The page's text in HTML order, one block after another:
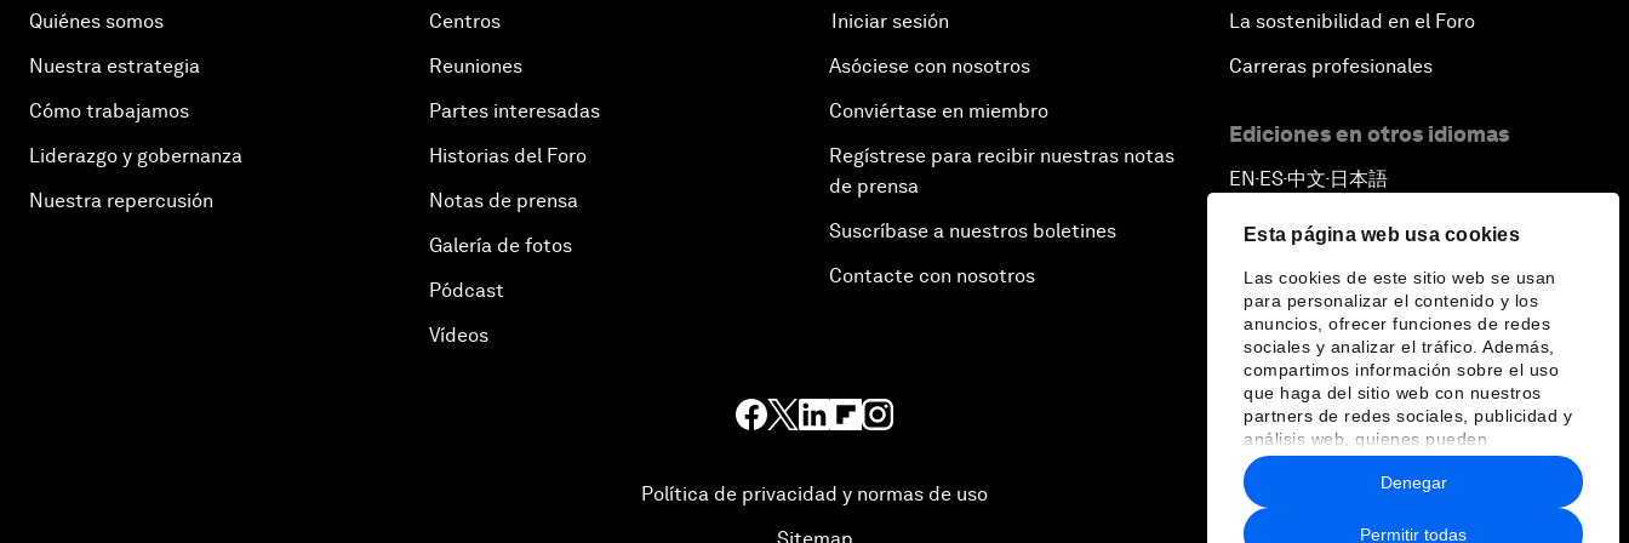
Esta página web usa cookies
Las cookies de este sitio web se usan
para personalizar el contenido y los
anuncios, ofrecer funciones de redes
sociales y analizar el tráfico. Además,
compartimos información sobre el uso
que haga del sitio web con nuestros
partners de redes sociales, publicidad y
análisis web, quienes pueden
combinarla con otra información que les
haya proporcionado o que hayan
recopilado a partir del uso que haya
hecho de sus servicios.
Permitir todas
Denegar
Quiénes somos
Nuestra estrategia
Cómo trabajamos
Liderazgo y gobernanza
Nuestra repercusión
Centros
Reuniones
Partes interesadas
Historias del Foro
Notas de prensa
Galería de fotos
Pódcast
Vídeos
Iniciar sesión
Asóciese con nosotros
Conviértase en miembro
Regístrese para recibir nuestras notas
de prensa
Suscríbase a nuestros boletines
Contacte con nosotros
La sostenibilidad en el Foro
Carreras profesionales
Ediciones en otros idiomas
EN ▪ ES▪中文▪ 日本語
Política de privacidad y normas de uso